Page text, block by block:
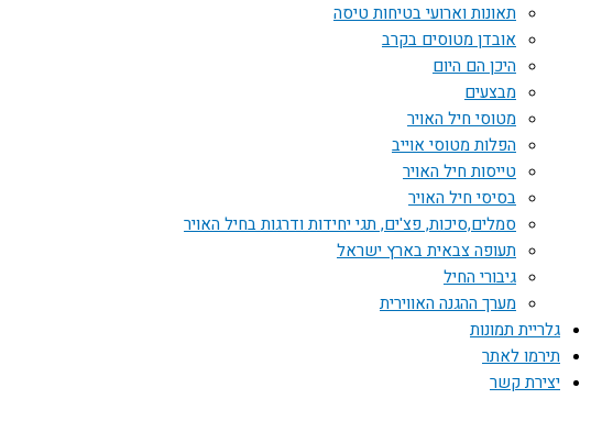
תאונות וארועי בטיחות טיסה
אובדן מטוסים בקרב
היכן הם היום
מבצעים
מטוסי חיל האויר
הפלות מטוסי אוייב
טייסות חיל האויר
בסיסי חיל האויר
סמלים,סיכות, פצ'ים, תגי יחידות ודרגות בחיל האויר
תעופה צבאית בארץ ישראל
גיבורי החיל
מערך ההגנה האווירית
גלריית תמונות
תירמו לאתר
יצירת קשר